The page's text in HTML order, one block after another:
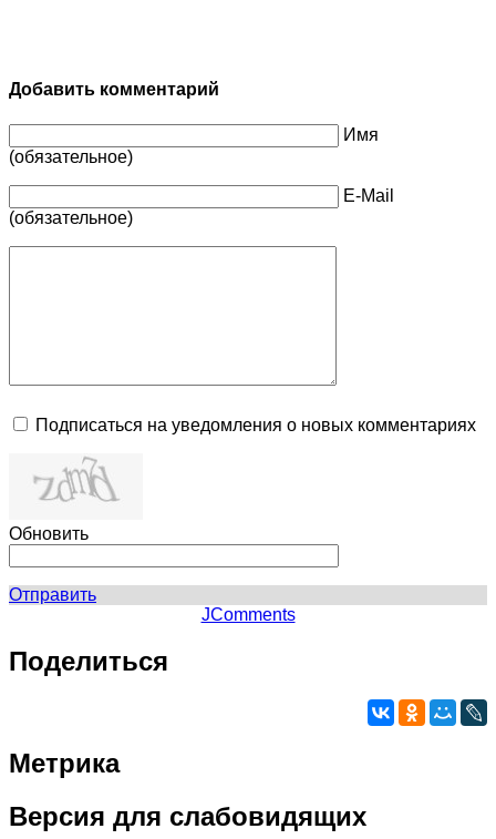
Добавить комментарий
Имя
(обязательное)
E-Mail
(обязательное)
Подписаться на уведомления о новых комментариях
Обновить
Отправить
JComments
Поделиться
Метрика
Версия для слабовидящих